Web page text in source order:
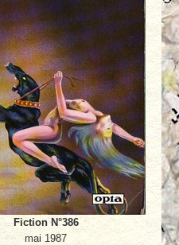
Fiction N°386
mai 1987